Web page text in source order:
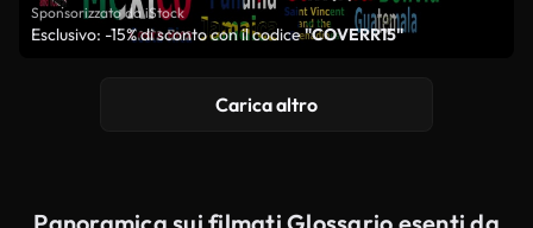
Sponsorizzato da iStock
Esclusivo: -15% di sconto con il codice"COVERR15"
Carica altro